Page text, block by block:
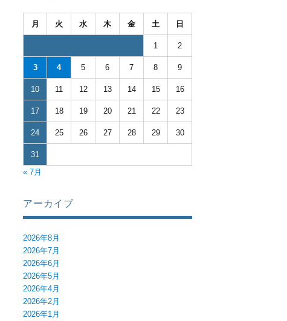
月 火 水 木 金 土 日
1 2
3 4 5 6 7 8 9
10 11 12 13 14 15 16
17 18 19 20 21 22 23
24 25 26 27 28 29 30
31
« 7月
アーカイブ
2026年8月
2026年7月
2026年6月
2026年5月
2026年4月
2026年2月
2026年1月